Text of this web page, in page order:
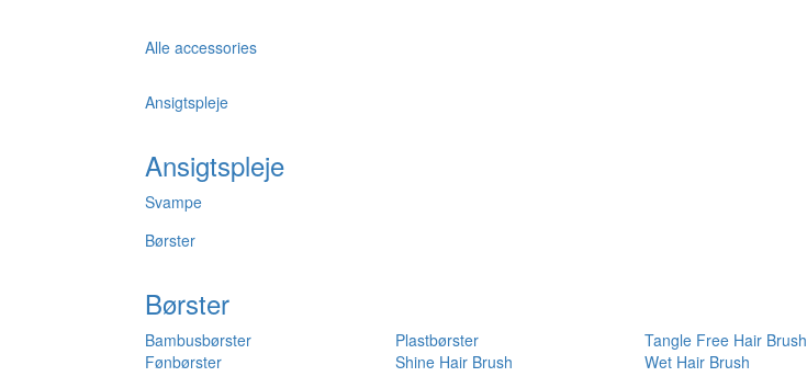
Alle accessories
Ansigtspleje
Ansigtspleje
Svampe
Børster
Børster
Bambusbørster
Fønbørster
Plastbørster
Shine Hair Brush
Tangle Free Hair Brush
Wet Hair Brush